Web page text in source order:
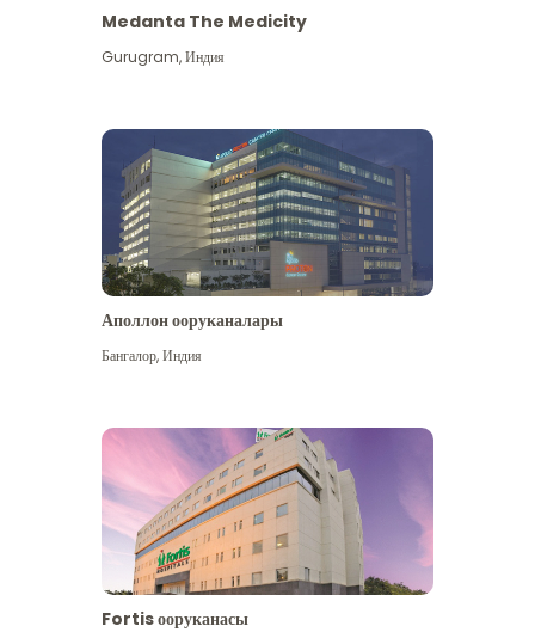
Medanta The Medicity
Gurugram,Индия
Аполлон ооруканалары
Бангалор,Индия
Fortis ооруканасы